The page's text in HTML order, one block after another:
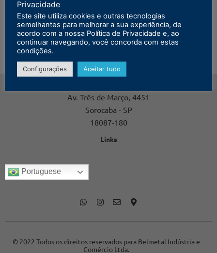
ENTRAR EM CONTATO
Av. Três de Março, 4451
Sorocaba - SP
18087-180
Links
Portuguese
© 2022 Todos os direitos reservados para Belmetal Indústria e
Comércio Ltda.
Privacidade
Este site utiliza cookies e outras tecnologias
semelhantes para melhorar a sua experiência, de
acordo com a nossa Política de Privacidade e, ao
continuar navegando, você concorda com estas
condições.
Configurações Aceitar tudo